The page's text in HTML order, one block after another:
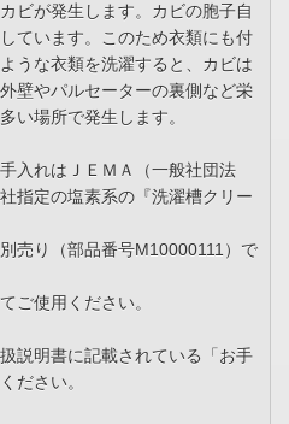
ビが発生します。カビの胞子自
ています。このため衣類にも付
うな衣類を洗濯すると、カビは
壁やパルセーターの裏側など栄
い場所で発生します。
入れはＪＥＭＡ（一般社団法
指定の塩素系の『洗濯槽クリー
り（部品番号M10000111）で
使用ください。
説明書に記載されている「お手
ださい。